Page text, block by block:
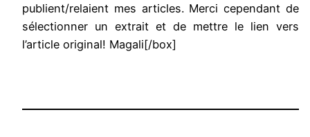
publient/relaient mes articles. Merci cependant de
sélectionner un extrait et de mettre le lien vers
l’article original! Magali[/box]